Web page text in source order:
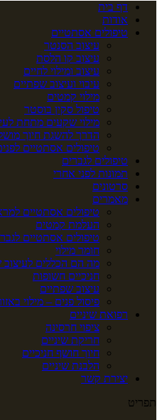
דף בית
אודות
טיפולים אסתטיים
עיצוב הסנטר
עיצוב קו הלסת
עיצוב ומילוי לחיים
עיבוי ועיצוב שפתיים
מילוי קמטים
טיפול סקין בוסטר
מילוי שקעים מתחת
הדרך להשגת חיוך
טיפולים אסתטיים
טיפולים לגברים
תמונות לפני אחרי
סרטונים
מאמרים
טיפולים אסתטיים
העלמת קמטים
טיפולים אסתטיים
חומר מילוי
מה הם הכללים לעיצוב
חניכיים חשופות
עיצוב שפתיים
פיסול פנים – מילוי
רפואת שיניים
ציפוי חרסינה
חריקת שיניים
חיוך חושף חניכיים
הלבנת שיניים
יצירת קשר
תפריט